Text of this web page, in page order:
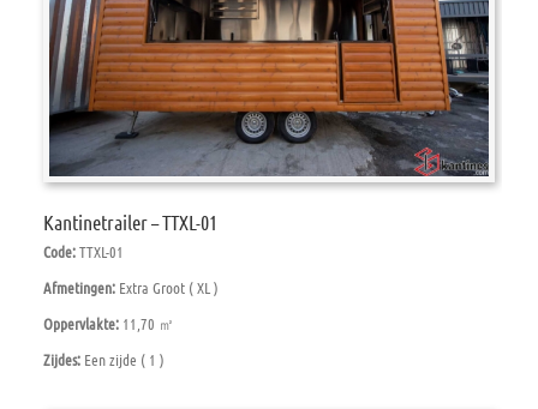
Kantinetrailer – TTXL-01
Code:TTXL-01
Afmetingen: Extra Groot ( XL )
Oppervlakte: 11,70 ㎡
Zijdes: Een zijde ( 1 )